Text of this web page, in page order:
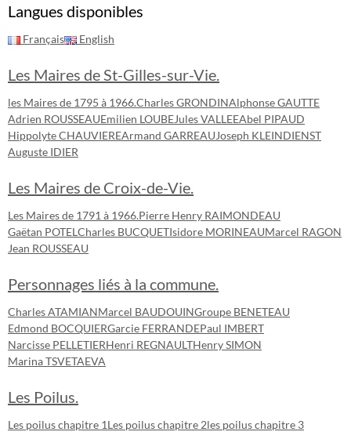
Langues disponibles
Français English
Les Maires de St-Gilles-sur-Vie.
les Maires de 1795 à 1966.Charles GRONDINAlphonse GAUTTE
Adrien ROUSSEAUEmilien LOUBEJules VALLEEAbel PIPAUD
Hippolyte CHAUVIEREArmand GARREAUJoseph KLEINDIENST
Auguste IDIER
Les Maires de Croix-de-Vie.
Les Maires de 1791 à 1966.Pierre Henry RAIMONDEAU
Gaëtan POTEL Charles BUCQUETIsidore MORINEAUMarcel RAGON
Jean ROUSSEAU
Personnages liés à la commune.
Charles ATAMIANMarcel BAUDOUINGroupe BENETEAU
Edmond BOCQUIERGarcie FERRANDEPaul IMBERT
Narcisse PELLETIERHenri REGNAULTHenry SIMON
Marina TSVETAEVA
Les Poilus.
Les poilus chapitre 1Les poilus chapitre 2les poilus chapitre 3